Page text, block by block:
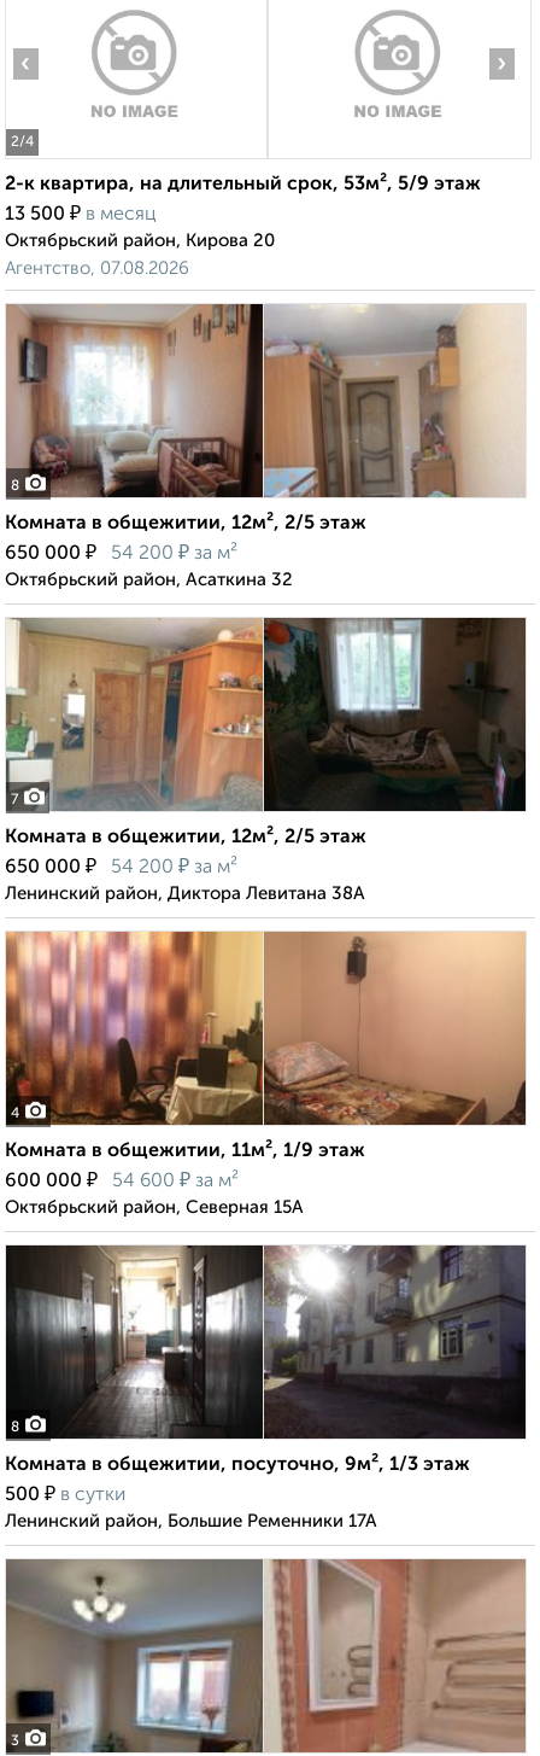
2/4
‹ ›
2-к квартира, на длительный срок, 53м², 5/9 этаж
13 500 ₽ в месяц
Октябрьский район, Кирова 20
Агентство, 07.08.2026
8
Комната в общежитии, 12м², 2/5 этаж
650 000 ₽ 54 200 ₽ за м²
Октябрьский район, Асаткина 32
7
Комната в общежитии, 12м², 2/5 этаж
650 000 ₽ 54 200 ₽ за м²
Ленинский район, Диктора Левитана 38А
4
Комната в общежитии, 11м², 1/9 этаж
600 000 ₽ 54 600 ₽ за м²
Октябрьский район, Северная 15А
8
Комната в общежитии, посуточно, 9м², 1/3 этаж
500 ₽ в сутки
Ленинский район, Большие Ременники 17А
3